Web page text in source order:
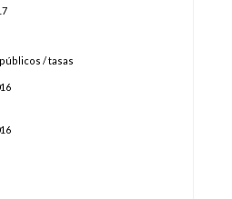
/ tasas